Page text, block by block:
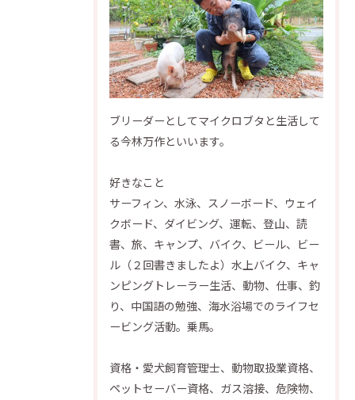
ブリーダーとしてマイクロブタと生活して
る今林万作といいます。
好きなこと
サーフィン、水泳、スノーボード、ウェイ
クボード、ダイビング、運転、登山、読
書、旅、キャンプ、バイク、ビール、ビー
ル（２回書きましたよ）水上バイク、キャ
ンピングトレーラー生活、動物、仕事、釣
り、中国語の勉強、海水浴場でのライフセ
ービング活動。乗馬。
資格・愛犬飼育管理士、動物取扱業資格、
ペットセーバー資格、ガス溶接、危険物、